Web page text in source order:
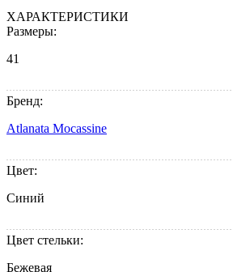
ХАРАКТЕРИСТИКИ
Размеры:
41
Бренд:
Atlanata Mocassine
Цвет:
Синий
Цвет стельки:
Бежевая